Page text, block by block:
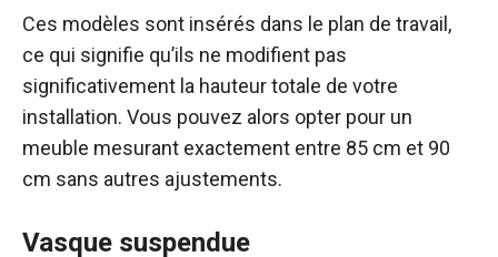
Ces modèles sont insérés dans le plan de travail,
ce qui signifie qu’ils ne modifient pas
significativement la hauteur totale de votre
installation. Vous pouvez alors opter pour un
meuble mesurant exactement entre 85 cm et 90
cm sans autres ajustements.
Vasque suspendue